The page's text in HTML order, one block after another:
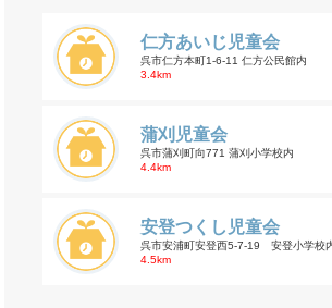
仁方あいじ児童会
呉市仁方本町1-6-11 仁方公民館内
3.4km
蒲刈児童会
呉市蒲刈町向771 蒲刈小学校内
4.4km
安登つくし児童会
呉市安浦町安登西5-7-19 安登小学校
4.5km